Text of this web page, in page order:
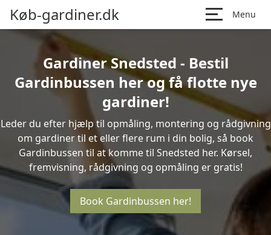
Køb-gardiner.dk Menu
Gardiner Snedsted - Bestil
Gardinbussen her og få flotte nye
gardiner!
Leder du efter hjælp til opmåling, montering og rådgivning
om gardiner til et eller flere rum i din bolig, så book
Gardinbussen til at komme til Snedsted her. Kørsel,
fremvisning, rådgivning og opmåling er gratis!
Book Gardinbussen her!